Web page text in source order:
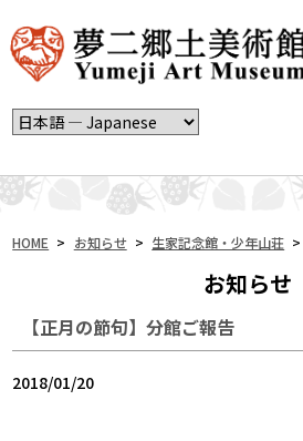
HOME > お知らせ > 生家記念館・少年山荘 >
お知らせ
【正月の節句】分館ご報告
2018/01/20